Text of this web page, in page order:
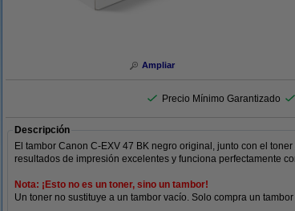
Ampliar
Precio Mínimo Garantizado
Descripción
El tambor Canon C-EXV 47 BK negro original, junto con el
resultados de impresión excelentes y funciona perfectamente
Nota: ¡Esto no es un toner, sino un tambor!
Un toner no sustituye a un tambor vacío. Solo compra un